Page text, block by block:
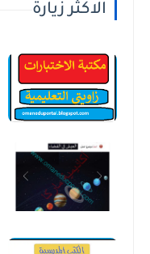
الاكثر زيارة